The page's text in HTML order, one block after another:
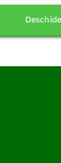
Deschide